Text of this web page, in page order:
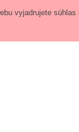
vyjadrujete súhlas